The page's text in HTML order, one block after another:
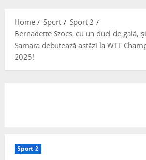
Home Sport
Sport 2
Bernadette Szocs, cu un duel de gală,
Samara debutează astăzi la WTT
2025!
Sport 2